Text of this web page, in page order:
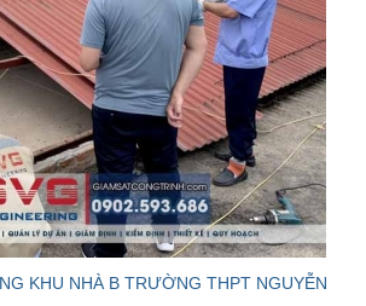
KHU NHÀ B TRƯỜNG THPT NGUYỄN